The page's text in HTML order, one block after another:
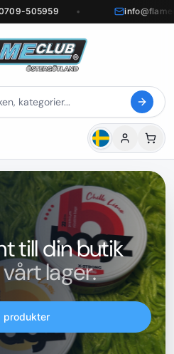
505959 •
till din butik
lager.
produkter